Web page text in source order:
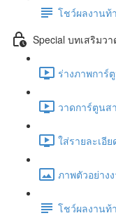
โชว์ผลงานท้
Special บทเสริมว
ร่างภาพการ์
วาดการ์ตูนส
ใส่รายละเอี
ภาพตัวอย่าง
โชว์ผลงานท้